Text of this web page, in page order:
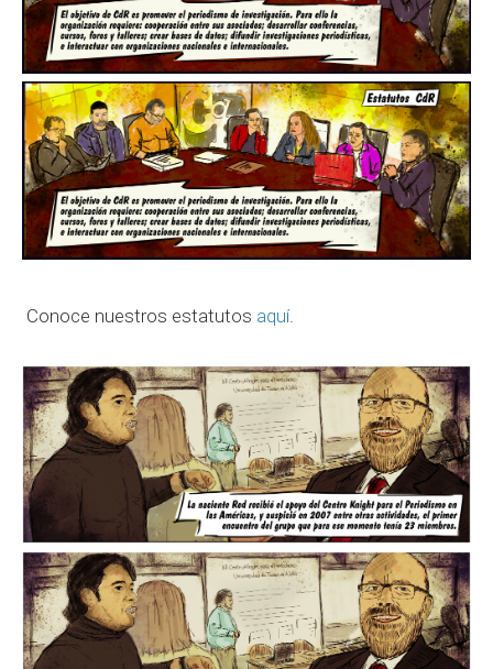
Conoce nuestros estatutos aquí.